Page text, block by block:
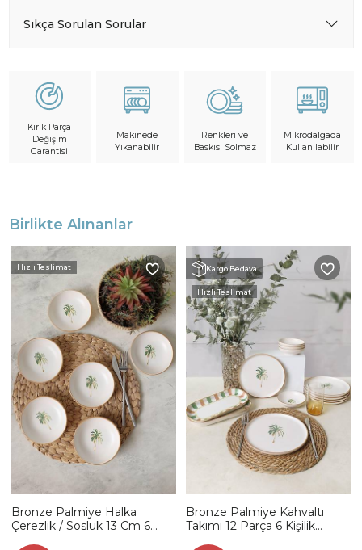
Sıkça Sorulan Sorular
Kırık Parça
Değişim
Garantisi
Makinede
Yıkanabilir
Renkleri ve
Baskısı Solmaz
Mikrodalgada
Kullanılabilir
Birlikte Alınanlar
Hızlı Teslimat
Bronze Palmiye Halka
Çerezlik / Sosluk 13 Cm 6
Kargo Bedava
Hızlı Teslimat
Bronze Palmiye Kahvaltı
Takımı 12 Parça 6 Kişilik